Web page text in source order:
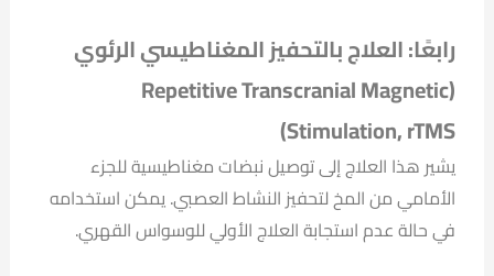
رابعًا: العلاج بالتحفيز المغناطيسي الرئوي
(Repetitive Transcranial Magnetic
Stimulation, rTMS)
يشير هذا العلاج إلى توصيل نبضات مغناطيسية للجزء
الأمامي من المخ لتحفيز النشاط العصبي. يمكن استخدامه
في حالة عدم استجابة العلاج الأولي للوسواس القهري.